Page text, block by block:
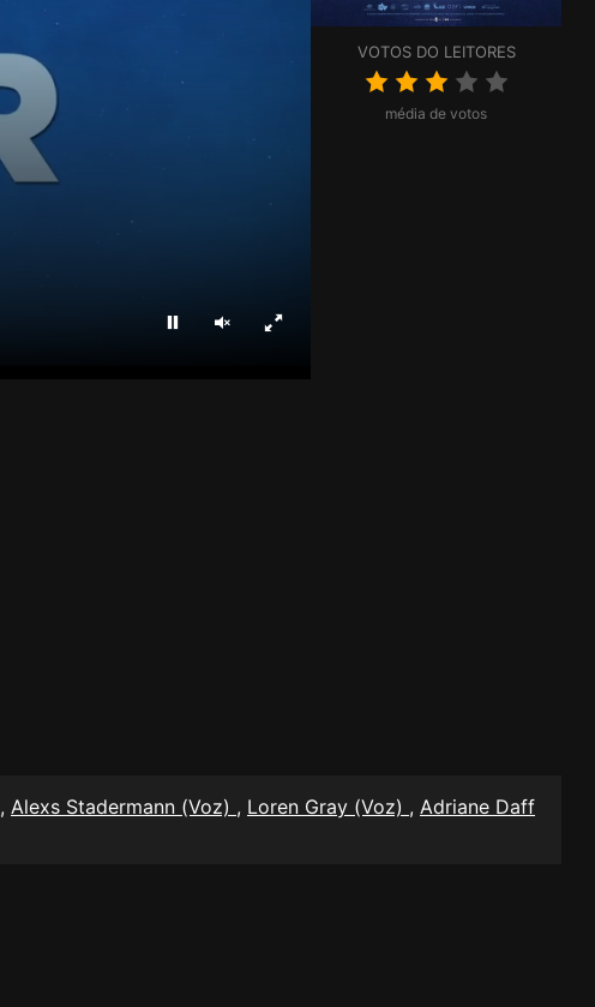
PararLigar somEcrã inteiro
VOTOS DO LEITORES
média de votos
, Alexs Stadermann (Voz) , Loren Gray (Voz) , Adriane Daff